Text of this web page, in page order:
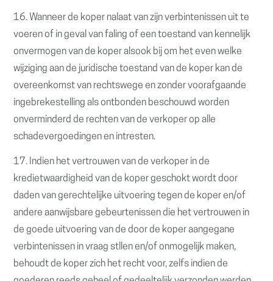
16. Wanneer de koper nalaat van zijn verbintenissen uit te
voeren of in geval van faling of een toestand van kennelijk
onvermogen van de koper alsook bij om het even welke
wijziging aan de juridische toestand van de koper kan de
overeenkomst van rechtswege en zonder voorafgaande
ingebrekestelling als ontbonden beschouwd worden
onverminderd de rechten van de verkoper op alle
schadevergoedingen en intresten.
17. Indien het vertrouwen van de verkoper in de
kredietwaardigheid van de koper geschokt wordt door
daden van gerechtelijke uitvoering tegen de koper en/of
andere aanwijsbare gebeurtenissen die het vertrouwen in
de goede uitvoering van de door de koper aangegane
verbintenissen in vraag stllen en/of onmogelijk maken,
behoudt de koper zich het recht voor, zelfs indien de